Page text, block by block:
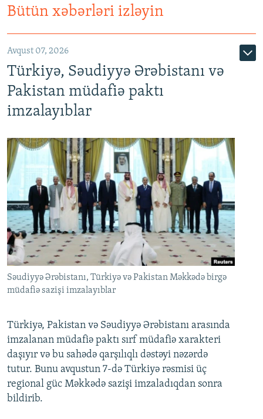
Bütün xəbərləri izləyin
Avqust 07, 2026
Türkiyə, Səudiyyə Ərəbistanı və
Pakistan müdafiə paktı
imzalayıblar
Səudiyyə Ərəbistanı, Türkiyə və Pakistan Məkkədə birgə
müdafiə sazişi imzalayıblar
Türkiyə, Pakistan və Səudiyyə Ərəbistanı arasında
imzalanan müdafiə paktı sırf müdafiə xarakteri
daşıyır və bu sahədə qarşılıqlı dəstəyi nəzərdə
tutur. Bunu avqustun 7-də Türkiyə rəsmisi üç
regional güc Məkkədə sazişi imzaladıqdan sonra
bildirib.